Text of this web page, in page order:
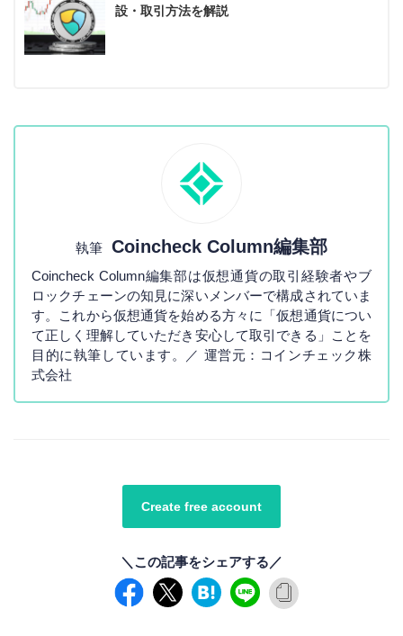
設・取引方法を解説
執筆 Coincheck Column編集部
Coincheck Column編集部は仮想通貨の取引経験者やブ
ロックチェーンの知見に深いメンバーで構成されていま
す。これから仮想通貨を始める方々に「仮想通貨につい
て正しく理解していただき安心して取引できる」ことを
目的に執筆しています。／ 運営元：コインチェック株
式会社
Create free account
＼この記事をシェアする／